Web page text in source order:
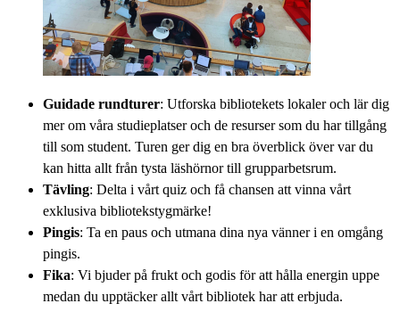
Guidade rundturer: Utforska bibliotekets lokaler och lär dig
mer om våra studieplatser och de resurser som du har tillgång
till som student. Turen ger dig en bra överblick över var du
kan hitta allt från tysta läshörnor till grupparbetsrum.
Tävling: Delta i vårt quiz och få chansen att vinna vårt
exklusiva bibliotekstygmärke!
Pingis: Ta en paus och utmana dina nya vänner i en omgång
pingis.
Fika: Vi bjuder på frukt och godis för att hålla energin uppe
medan du upptäcker allt vårt bibliotek har att erbjuda.